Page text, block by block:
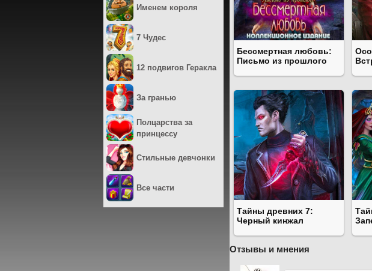
Бессмертная любовь:
Письмо из прошлого
Тайны древних 7:
Черный кинжал
Отзывы и мнения
Именем короля
7 Чудес
12 подвигов Геракла
За гранью
Полцарства за
принцессу
Стильные девчонки
Все части